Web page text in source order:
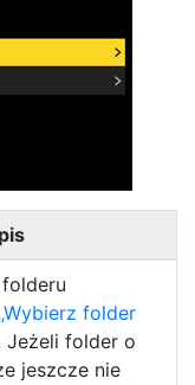
Wybierz folder
Jeżeli folder o
jeszcze nie